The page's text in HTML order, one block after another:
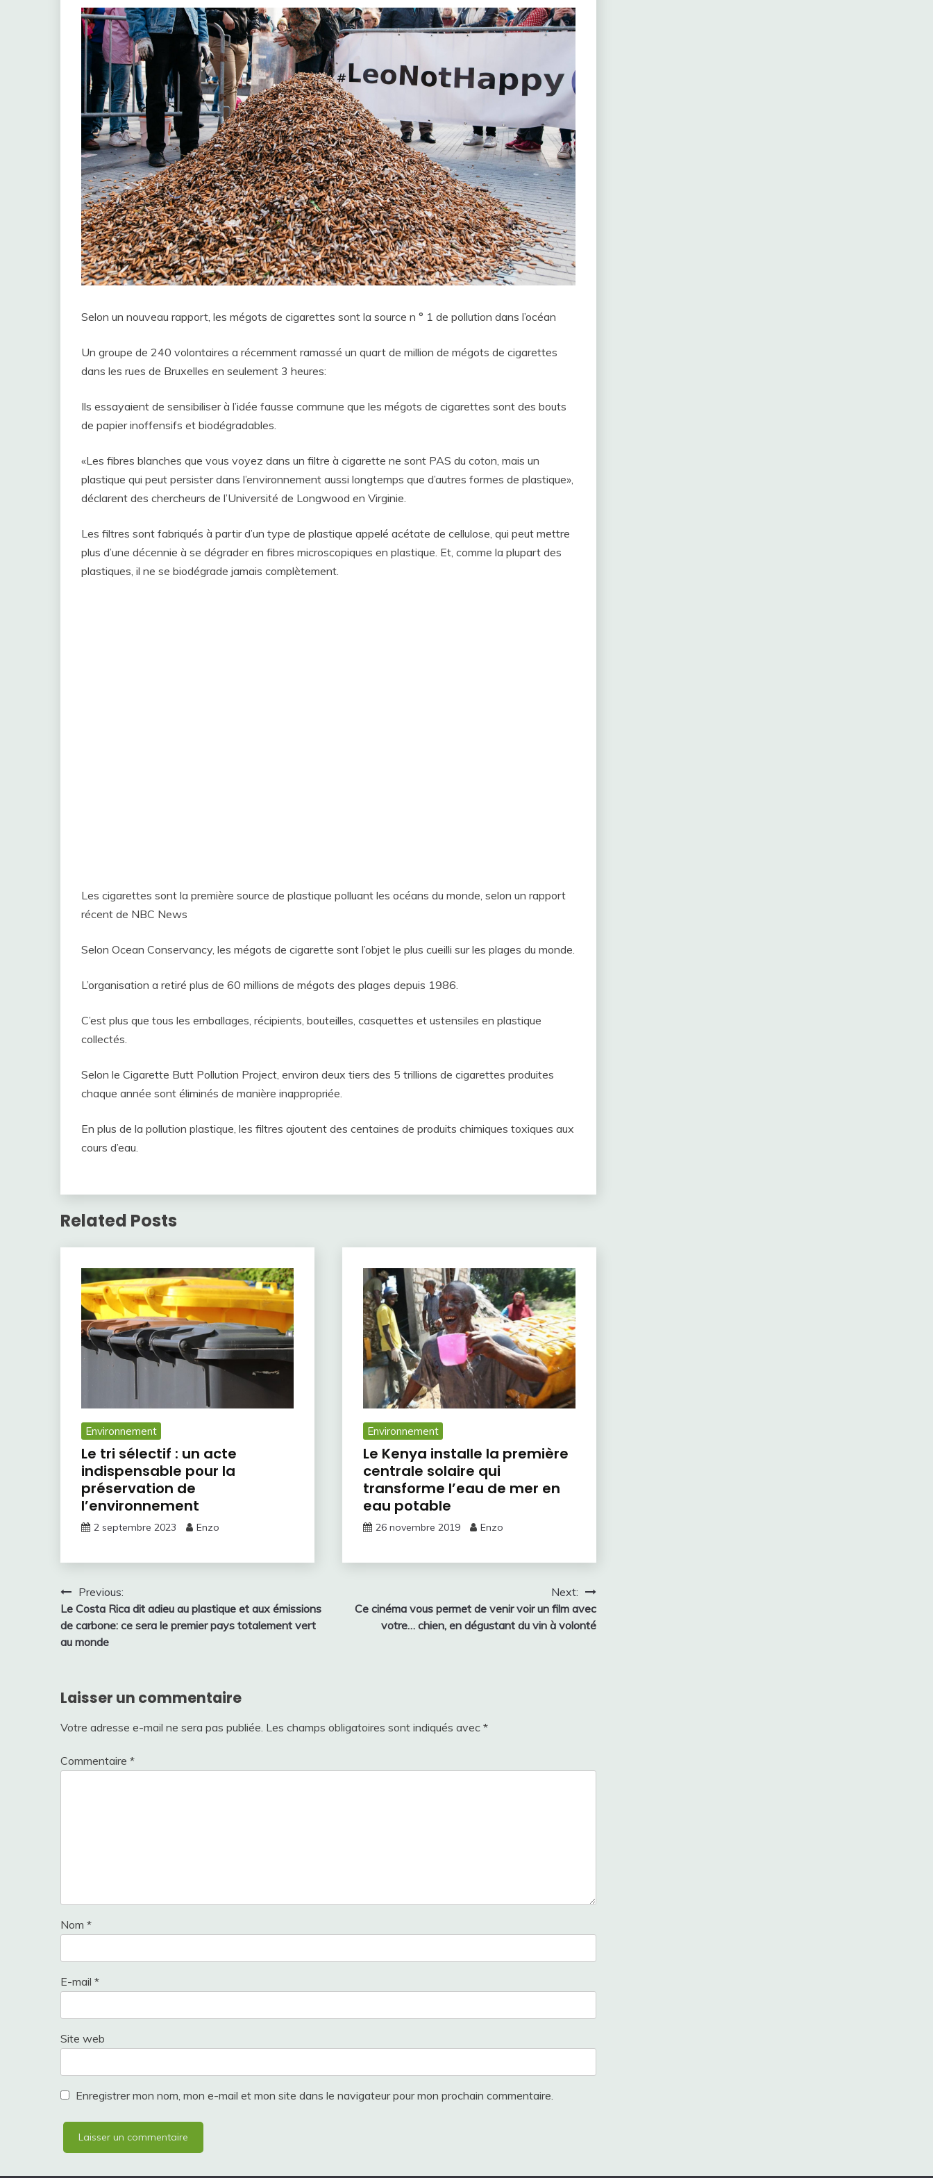
Selon un nouveau rapport, les mégots de cigarettes sont la source n ° 1 de pollution dans l’océan
Un groupe de 240 volontaires a récemment ramassé un quart de million de mégots de cigarettes
dans les rues de Bruxelles en seulement 3 heures:
Ils essayaient de sensibiliser à l’idée fausse commune que les mégots de cigarettes sont des bouts
de papier inoffensifs et biodégradables.
«Les fibres blanches que vous voyez dans un filtre à cigarette ne sont PAS du coton, mais un
plastique qui peut persister dans l’environnement aussi longtemps que d’autres formes de plastique»,
déclarent des chercheurs de l’Université de Longwood en Virginie.
Les filtres sont fabriqués à partir d’un type de plastique appelé acétate de cellulose, qui peut mettre
plus d’une décennie à se dégrader en fibres microscopiques en plastique. Et, comme la plupart des
plastiques, il ne se biodégrade jamais complètement.
Les cigarettes sont la première source de plastique polluant les océans du monde, selon un rapport
récent de NBC News
Selon Ocean Conservancy, les mégots de cigarette sont l’objet le plus cueilli sur les plages du monde.
L’organisation a retiré plus de 60 millions de mégots des plages depuis 1986.
C’est plus que tous les emballages, récipients, bouteilles, casquettes et ustensiles en plastique
collectés.
Selon le Cigarette Butt Pollution Project, environ deux tiers des 5 trillions de cigarettes produites
chaque année sont éliminés de manière inappropriée.
En plus de la pollution plastique, les filtres ajoutent des centaines de produits chimiques toxiques aux
cours d’eau.
Related Posts
Environnement
Le tri sélectif : un acte
indispensable pour la
préservation de
l’environnement
2 septembre 2023 Enzo
Environnement
Le Kenya installe la première
centrale solaire qui
transforme l’eau de mer en
eau potable
26 novembre 2019 Enzo
Navigation
de
l’article
Previous:
Le Costa Rica dit adieu au plastique et aux émissions
de carbone: ce sera le premier pays totalement vert
au monde
Next:
Ce cinéma vous permet de venir voir un film avec
votre… chien, en dégustant du vin à volonté
Laisser un commentaire
Votre adresse e-mail ne sera pas publiée. Les champs obligatoires sont indiqués avec *
Commentaire *
Nom *
E-mail *
Site web
Enregistrer mon nom, mon e-mail et mon site dans le navigateur pour mon prochain commentaire.